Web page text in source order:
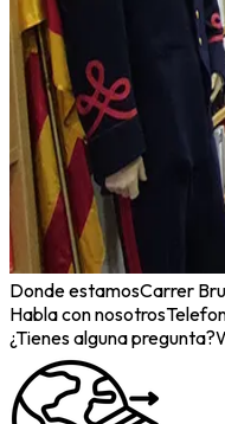
Donde estamosCarrer
Habla con nosotros
¿Tienes alguna pregunta?